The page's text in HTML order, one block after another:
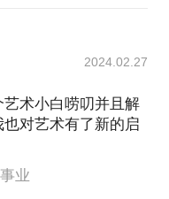
2024.02.27
术小白唠叨并且解
对艺术有了新的启
业